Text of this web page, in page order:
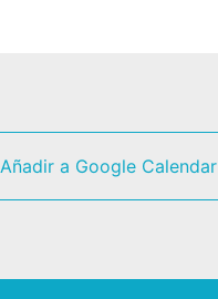
Añadir a Google Calendar